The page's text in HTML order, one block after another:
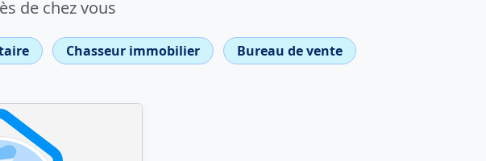
de chez vous
Chasseur immobilier Bureau de vente